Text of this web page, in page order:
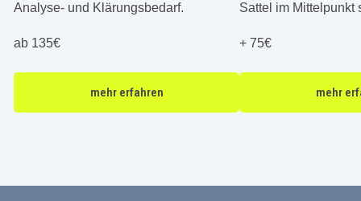
Sattel im Mittelpunkt stehen.
+ 75€
mehr erfahren
wollen.
+ 75€
mehr